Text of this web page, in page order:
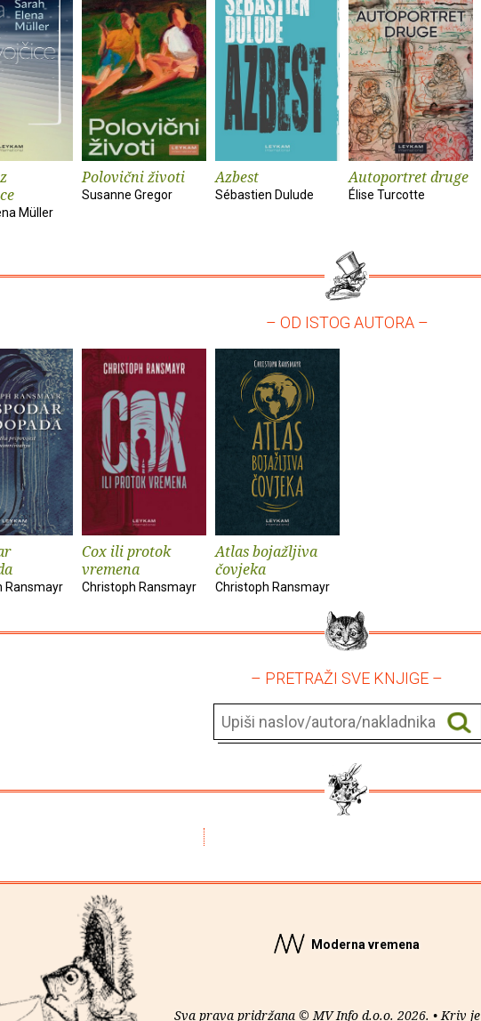
Müller
Polovični životi
Susanne Gregor
Azbest
Sébastien Dulude
Autoportret druge
Élise Turcotte
– OD ISTOG AUTORA –
Ransmayr
Cox ili protok
vremena
Christoph Ransmayr
Atlas bojažljiva
čovjeka
Christoph Ransmayr
– PRETRAŽI SVE KNJIGE –
Moderna vremena
Sva prava pridržana © MV Info d.o.o. 2026. • Kriv je